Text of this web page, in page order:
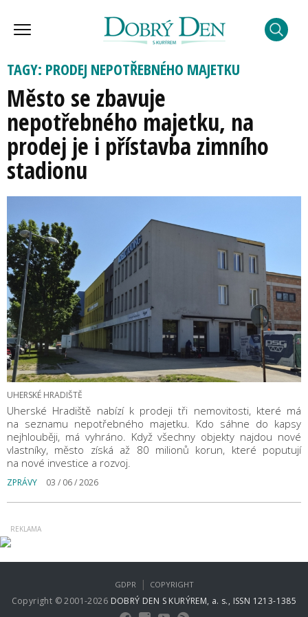
TAGY: PRODEJ NEPOTŘEBNÉHO MAJETKU
Město se zbavuje
nepotřebného majetku, na
prodej je i přístavba zimního
stadionu
UHERSKÉ HRADIŠTĚ
Uherské Hradiště nabízí k prodeji tři nemovitosti, které má
na seznamu nepotřebného majetku. Kdo sáhne do kapsy
nejhlouběji, má vyhráno. Když všechny objekty najdou nové
vlastníky, město získá až 80 milionů korun, které poputují
na nové investice a rozvoj.
ZPRÁVY 03 / 06 / 2026
Copyright © 2001-2026 DOBRÝ DEN S KURÝREM, a. s., ISSN 1213-1385
GDPR | COPYRIGHT